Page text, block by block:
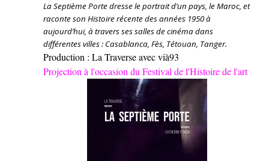
La Septième Porte dresse le portrait d’un pays, le Maroc, et
raconte son Histoire récente des années 1950 à
aujourd’hui, à travers ses salles de cinéma dans
différentes villes : Casablanca, Fès, Tétouan, Tanger.
Production : La Traverse avec vià93
Projection à l'occasion du Festival de l'Histoire de l'art